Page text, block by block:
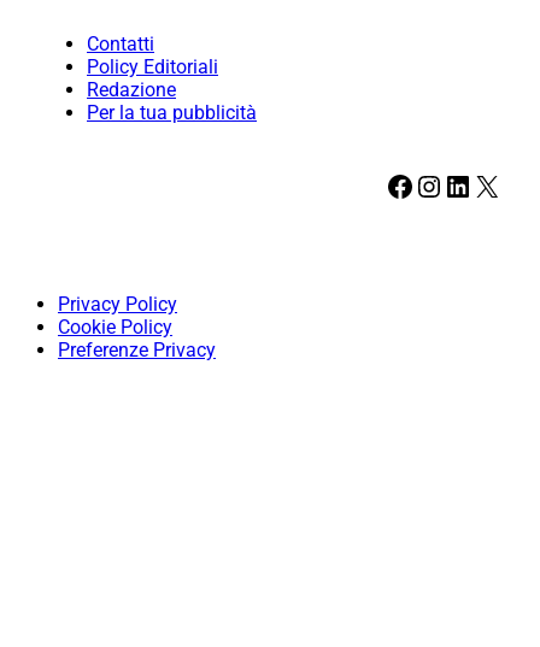
Contatti
Policy Editoriali
Redazione
Per la tua pubblicità
Facebook Instagram LinkedIn X
Privacy Policy
Cookie Policy
Preferenze Privacy